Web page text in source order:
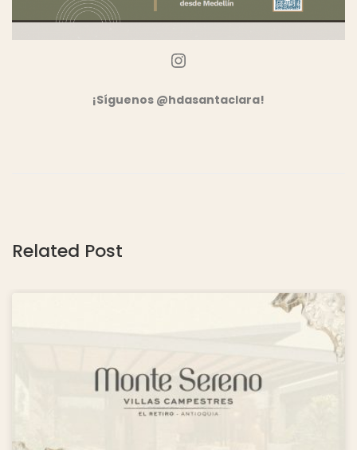
Instagram
¡Síguenos @hdasantaclara!
Related Post